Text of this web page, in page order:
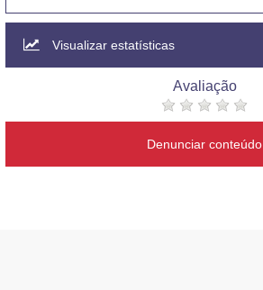
Visualizar estatísticas
Avaliação
Denunciar conteúdo